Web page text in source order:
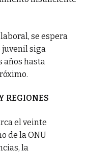
se espera
juvenil siga
años hasta
REGIONES
el veinte
de la ONU
la